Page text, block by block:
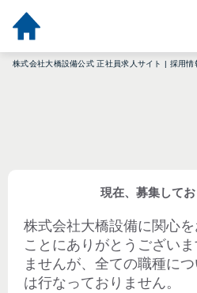
株式会社大橋設備公式 正社員求人サイト | 採用情
現在、募集してお
株式会社大橋設備に関心
ことにありがとうござい
ませんが、全ての職種に
は行なっておりません。